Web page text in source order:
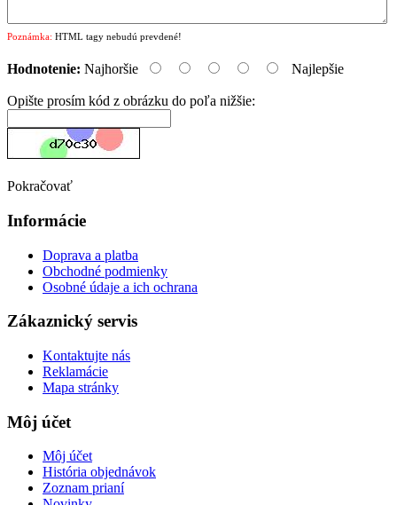
Poznámka: HTML tagy nebudú prevdené!
Hodnotenie: Najhoršie Najlepšie
Opište prosím kód z obrázku do poľa nižšie:
Pokračovať
Informácie
Doprava a platba
Obchodné podmienky
Osobné údaje a ich ochrana
Zákaznický servis
Kontaktujte nás
Reklamácie
Mapa stránky
Môj účet
Môj účet
História objednávok
Zoznam prianí